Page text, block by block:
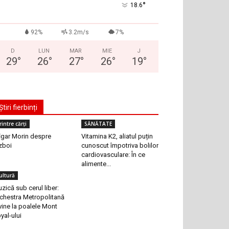
18.6°
92% 3.2m/s 7%
D
29°
LUN
26°
MAR
27°
MIE
26°
J
19°
fierbinți
cărți
Morin despre
SĂNĂTATE
Vitamina K2, aliatul puțin
cunoscut împotriva bolilor
cardiovasculare: În ce
alimente...
sub cerul liber:
Metropolitană
la poalele Mont
ului